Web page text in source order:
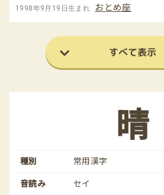
1998年9月19日生まれ おとめ座
すべて表示
晴
種別
常用漢字
音読み
セイ